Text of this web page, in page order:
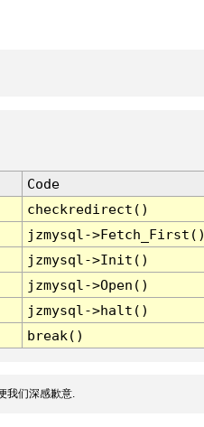
Code
checkredirect()
jzmysql-
jzmysql->Init()
jzmysql->Open()
jzmysql->halt()
break()
我们深感歉意.